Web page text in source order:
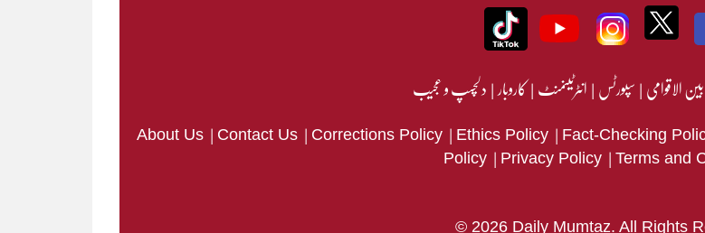
بین الاقوامی|سپورٹس|انٹرٹینمنٹ|کاروبار|دلچسپ و عجیب
About Us | Contact Us | Corrections Policy | Ethics Policy | Fact-Checking
Policy | Privacy Policy | Terms and
© 2026 Daily Mumtaz. All Rights